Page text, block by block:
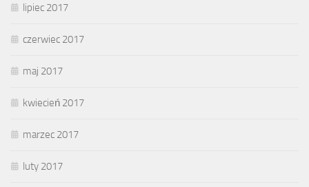
lipiec 2017
czerwiec 2017
maj 2017
kwiecień 2017
marzec 2017
luty 2017